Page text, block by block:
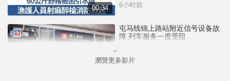
00:34 6小时前
屯马线锦上路站附近信号设备故
障 列车服务一度受阻
港闻
瀏覽更多影片